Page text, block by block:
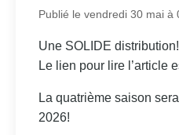
Publié le vendredi 30 mai à
Une SOLIDE distribution!
Le lien pour lire l’article
La quatrième saison
2026!